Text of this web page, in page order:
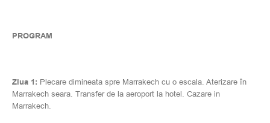
PROGRAM
Ziua 1: Plecare dimineata spre Marrakech cu o escala. Aterizare în
Marrakech seara. Transfer de la aeroport la hotel. Cazare in
Marrakech.